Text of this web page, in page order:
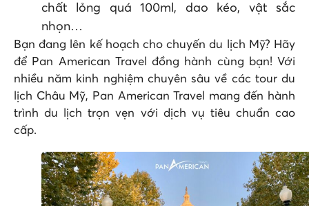
chất lỏng quá 100ml, dao kéo, vật sắc
nhọn…
Bạn đang lên kế hoạch cho chuyến du lịch Mỹ? Hãy
để Pan American Travel đồng hành cùng bạn! Với
nhiều năm kinh nghiệm chuyên sâu về các tour du
lịch Châu Mỹ, Pan American Travel mang đến hành
trình du lịch trọn vẹn với dịch vụ tiêu chuẩn cao
cấp.